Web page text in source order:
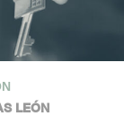
LEÓN